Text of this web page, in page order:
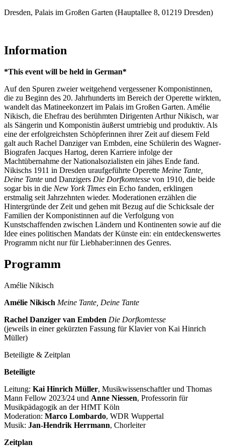
Dresden, Palais im Großen Garten (Hauptallee 8, 01219 Dresden)
Information
*This event will be held in German*
Auf den Spuren zweier weitgehend vergessener Komponistinnen,
die zu Beginn des 20. Jahrhunderts im Bereich der Operette wirkten,
wandelt das Matineekonzert im Palais im Großen Garten. Amélie
Nikisch, die Ehefrau des berühmten Dirigenten Arthur Nikisch, war
als Sängerin und Komponistin äußerst umtriebig und produktiv. Als
eine der erfolgreichsten Schöpferinnen ihrer Zeit auf diesem Feld
galt auch Rachel Danziger van Embden, eine Schülerin des Wagner-
Biografen Jacques Hartog, deren Karriere infolge der
Machtübernahme der Nationalsozialisten ein jähes Ende fand.
Nikischs 1911 in Dresden uraufgeführte Operette Meine Tante,
Deine Tante und Danzigers Die Dorfkomtesse von 1910, die beide
sogar bis in die New York Times ein Echo fanden, erklingen
erstmalig seit Jahrzehnten wieder. Moderationen erzählen die
Hintergründe der Zeit und gehen mit Bezug auf die Schicksale der
Familien der Komponistinnen auf die Verfolgung von
Kunstschaffenden zwischen Ländern und Kontinenten sowie auf die
Idee eines politischen Mandats der Künste ein: ein entdeckenswertes
Programm nicht nur für Liebhaber:innen des Genres.
Programm
Amélie Nikisch
Amélie Nikisch Meine Tante, Deine Tante
Rachel Danziger van Embden Die Dorfkomtesse
(jeweils in einer gekürzten Fassung für Klavier von Kai Hinrich
Müller)
Beteiligte & Zeitplan
Beteiligte
Leitung: Kai Hinrich Müller, Musikwissenschaftler und Thomas
Mann Fellow 2023/24 und Anne Niessen, Professorin für
Musikpädagogik an der HfMT Köln
Moderation: Marco Lombardo, WDR Wuppertal
Musik: Jan-Hendrik Herrmann, Chorleiter
Zeitplan